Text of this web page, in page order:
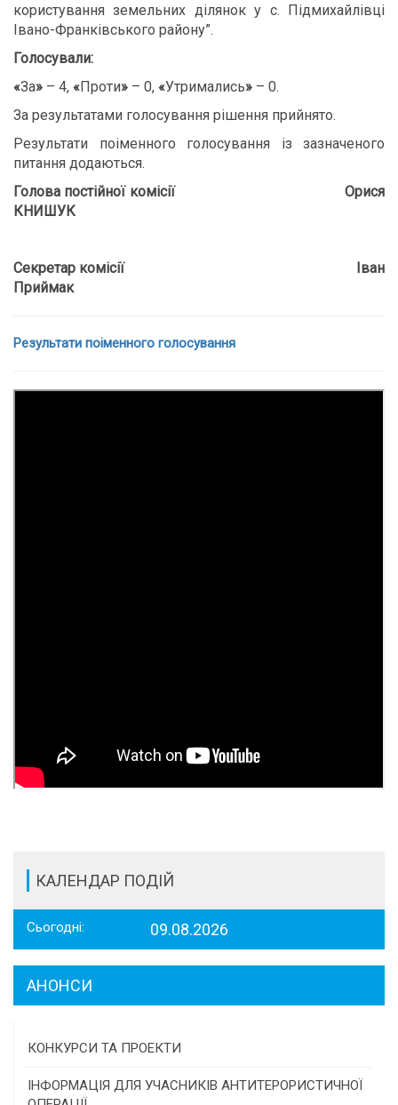
користування земельних ділянок у с. Підмихайлівці
Івано-Франківського району”.
Голосували:
«За» – 4, «Проти» – 0, «Утримались» – 0.
За результатами голосування рішення прийнято.
Результати поіменного голосування із зазначеного
питання додаються.
Голова постійної комісії Орися
КНИШУК
Секретар комісії Іван
Приймак
Результати поіменного голосування
КАЛЕНДАР ПОДІЙ
Сьогодні: 09.08.2026
АНОНСИ
КОНКУРСИ ТА ПРОЕКТИ
Конкурс проектів та програм місцевого
ІНФОРМАЦІЯ ДЛЯ УЧАСНИКІВ АНТИТЕРОРИСТИЧНОЇ